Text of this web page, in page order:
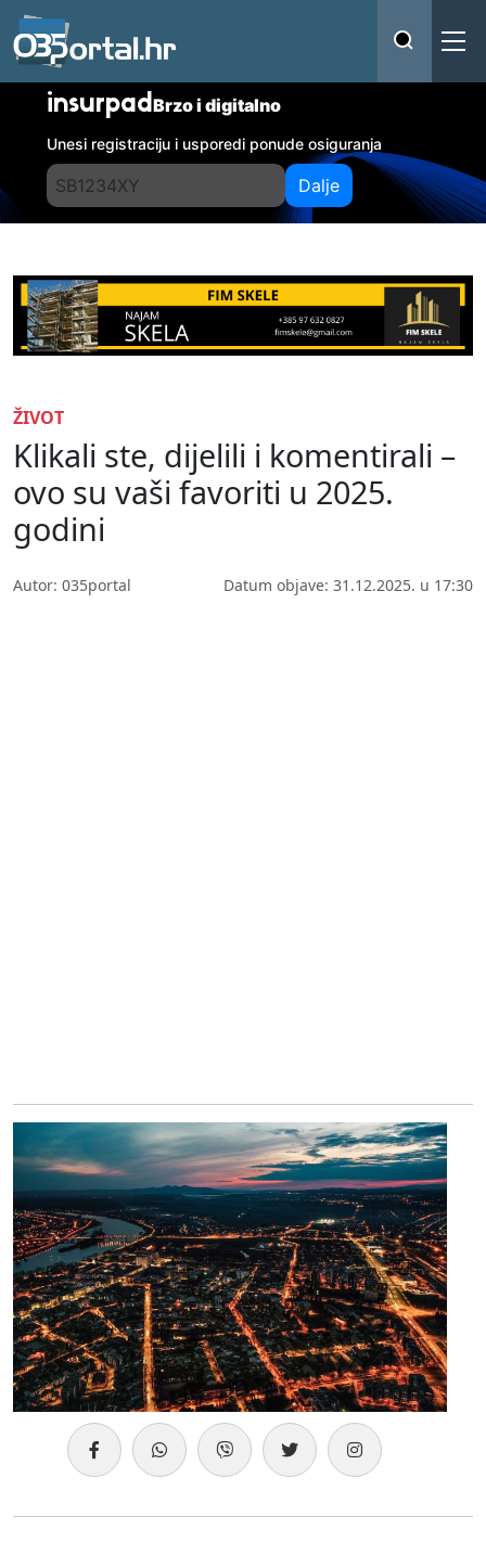
insurpadBrzo i digitalno
Unesi registraciju i usporedi ponude osiguranja
Dalje
ŽIVOT
Klikali ste, dijelili i komentirali –
ovo su vaši favoriti u 2025.
godini
Autor: 035portal Datum objave: 31.12.2025. u 17:30